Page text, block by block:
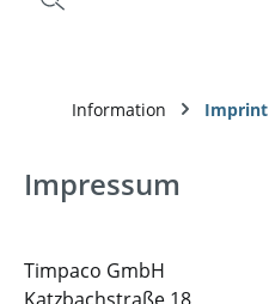
Information Imprint
Impressum
Timpaco GmbH